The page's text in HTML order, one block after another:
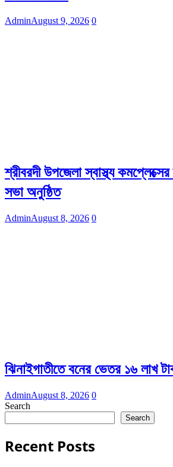
AdminAugust 9, 2026 0
শ্রীবরদী উপজেলা স্বাস্থ্য
সভা অনুষ্ঠিত
AdminAugust 8, 2026 0
ঝিনাইগাতীতে বনের ভেতর ১৬ লাখ
AdminAugust 8, 2026 0
Search
Search
Recent Posts